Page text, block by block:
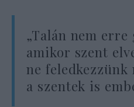
„Talán nem
amikor szent
ne
a szentek is